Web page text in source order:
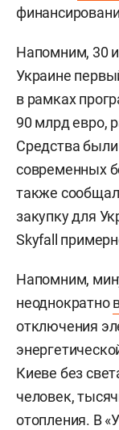
Напомним, 30
Украине
в рамках
90 млрд евро,
Средства
современных
также
закупку для
Skyfall
Напомним,
неоднократно
отключения
Киеве без
человек,
отопления. В